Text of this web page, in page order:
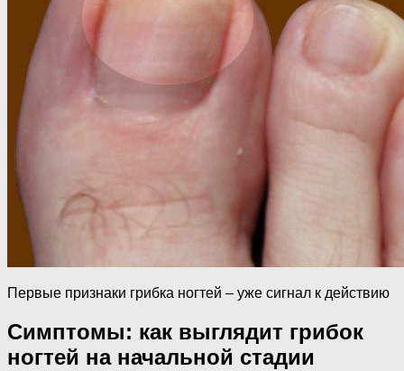
Первые признаки грибка ногтей – уже сигнал к действию
Симптомы: как выглядит грибок
ногтей на начальной стадии